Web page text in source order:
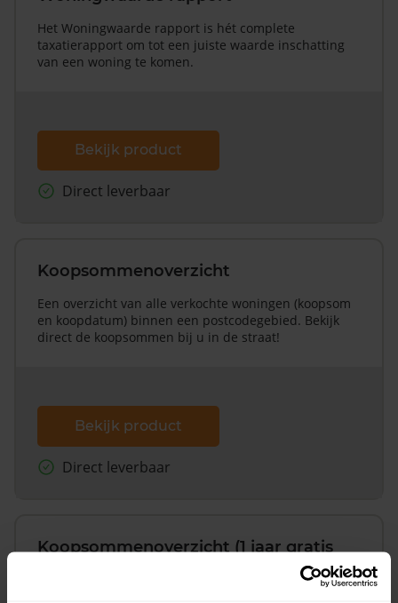
Het Woningwaarde rapport is hét complete
taxatierapport om tot een juiste waarde inschatting
van een woning te komen.
Bekijk product
Direct leverbaar
Koopsommenoverzicht
Een overzicht van alle verkochte woningen (koopsom
en koopdatum) binnen een postcodegebied. Bekijk
direct de koopsommen bij u in de straat!
Bekijk product
Direct leverbaar
Koopsommenoverzicht (1 jaar gratis